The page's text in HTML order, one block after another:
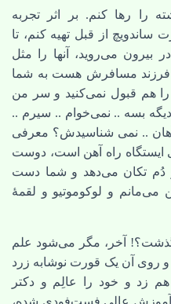
را رها کنم. بر اثر تجربه
ساندویچ از قبل تهیه ‌کنم، تا
بیرون می‌روید، آنها را مثل
فرزند مسافرش هست به شما
هم قبول نمی‌کنید و سر من
بسه .. نمی‌خوام .. سیرم ..
آهان .. نمی شناسیدش؟ معرفی
ایستگاه راه آهن است، دوست
دُم تکان می‌دهد و شما دست
و لوکوموتیو و لقمۀ
آخر، مگر می‌شود علم
و روی آن یک قورت نوشابه زرد
زد و خود را عالِم و دکتر
آموزش عالی فست‌فودی شده،